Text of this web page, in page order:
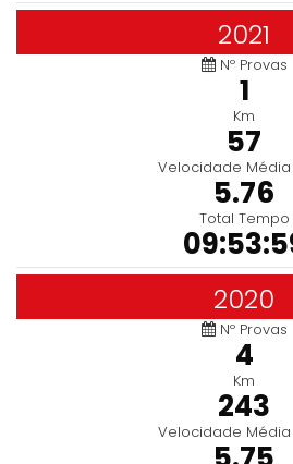
2021
Nº Provas
1
Km
57
Velocidade
5.76
Total Tempo
2020
Nº Provas
4
Km
243
Velocidade